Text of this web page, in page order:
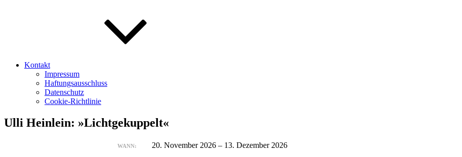
Kontakt
Impressum
Haftungsausschluss
Datenschutz
Cookie-Richtlinie
Ulli Heinlein: »Lichtgekuppelt«
WANN: 20. November 2026 – 13. Dezember 2026